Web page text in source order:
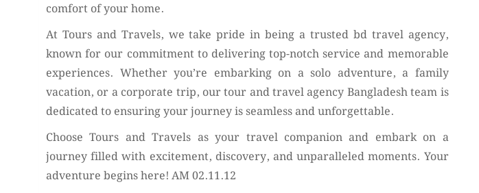
comfort of your home.
At Tours and Travels, we take pride in being a trusted bd travel agency,
known for our commitment to delivering top-notch service and memorable
experiences. Whether you’re embarking on a solo adventure, a family
vacation, or a corporate trip, our tour and travel agency Bangladesh team is
dedicated to ensuring your journey is seamless and unforgettable.
Choose Tours and Travels as your travel companion and embark on a
journey filled with excitement, discovery, and unparalleled moments. Your
adventure begins here! AM 02.11.12